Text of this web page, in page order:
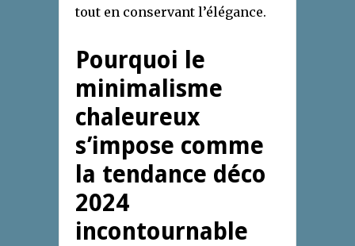
tout en conservant l’élégance.
Pourquoi le
minimalisme
chaleureux
s’impose comme
la tendance déco
2024
incontournable